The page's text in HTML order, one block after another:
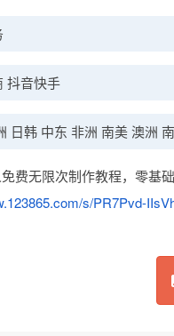
抖音快手
日韩 中东 非洲 南美 澳洲
费无限次制作教程，零基
s/PR7Pvd-